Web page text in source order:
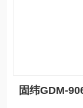
固纬GDM-